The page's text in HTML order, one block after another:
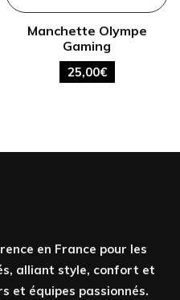
Manchette Olympe
Gaming
25,00€
en France pour les
alliant style, confort et
et équipes passionnés.